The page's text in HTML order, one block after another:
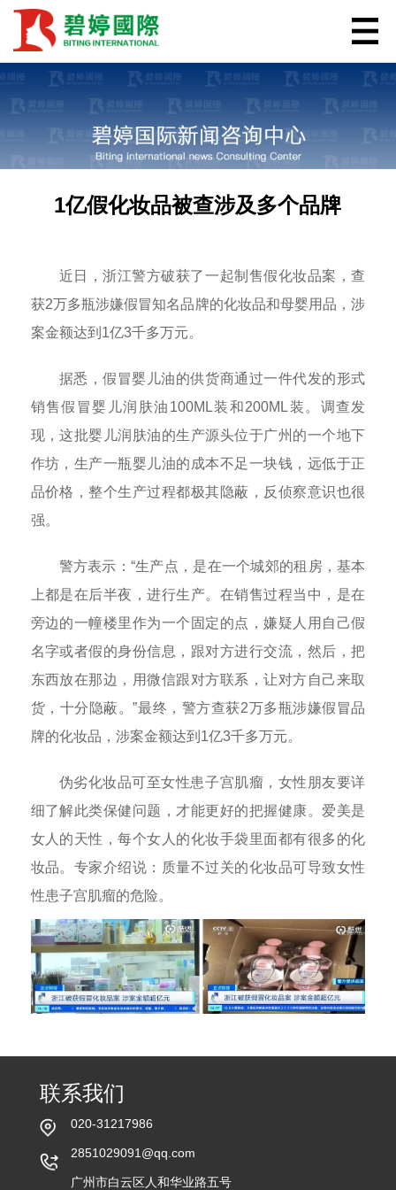
1亿假化妆品被查涉及多个品牌
近日，浙江警方破获了一起制售假化妆品案，查
获2万多瓶涉嫌假冒知名品牌的化妆品和母婴用品，涉
案金额达到1亿3千多万元。
据悉，假冒婴儿油的供货商通过一件代发的形式
销售假冒婴儿润肤油100ML装和200ML装。调查发
现，这批婴儿润肤油的生产源头位于广州的一个地下
作坊，生产一瓶婴儿油的成本不足一块钱，远低于正
品价格，整个生产过程都极其隐蔽，反侦察意识也很
强。
警方表示：“生产点，是在一个城郊的租房，基本
上都是在后半夜，进行生产。在销售过程当中，是在
旁边的一幢楼里作为一个固定的点，嫌疑人用自己假
名字或者假的身份信息，跟对方进行交流，然后，把
东西放在那边，用微信跟对方联系，让对方自己来取
货，十分隐蔽。”最终，警方查获2万多瓶涉嫌假冒品
牌的化妆品，涉案金额达到1亿3千多万元。
伪劣化妆品可至女性患子宫肌瘤，女性朋友要详
细了解此类保健问题，才能更好的把握健康。爱美是
女人的天性，每个女人的化妆手袋里面都有很多的化
妆品。专家介绍说：质量不过关的化妆品可导致女性
性患子宫肌瘤的危险。
联系我们
020-31217986
2851029091@qq.com
广州市白云区人和华业路五号